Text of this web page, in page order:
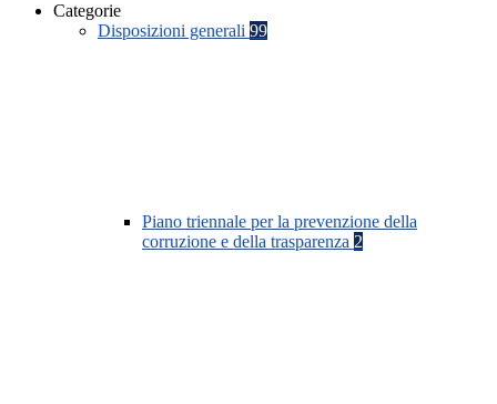
Categorie
Disposizioni generali 99
Piano triennale per la prevenzione della
corruzione e della trasparenza 2